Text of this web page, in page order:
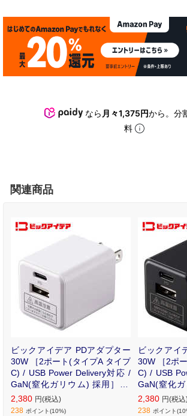
なら 月々1,375円から。分
料
関連商品
ビックアイデア PDアダプター
30W ［2ポート(タイプA タイプ
C) / USB Power Delivery対応 /
GaN(窒化ガリウム) 採用］ ホ
ワイト BIT-ACPD302AW
2,380 円(税込)
238 ポイント(10%)
ビックアイ
30W ［2ポ
C) / USB
GaN(窒化
ラック BIT-
2,380 円(税
238 ポイント